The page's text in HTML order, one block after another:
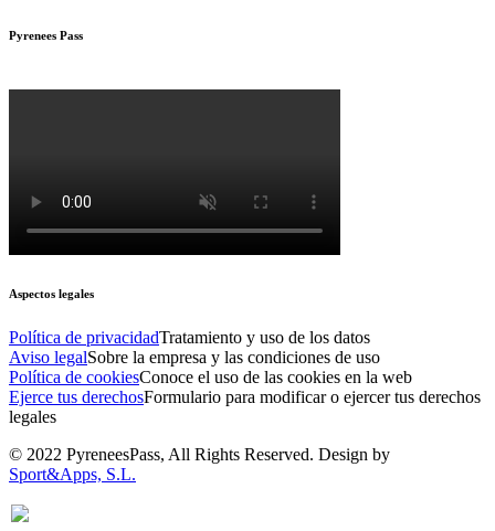
Pyrenees Pass
Aspectos legales
Política de privacidadTratamiento y uso de los datos
Aviso legalSobre la empresa y las condiciones de uso
Política de cookiesConoce el uso de las cookies en la web
Ejerce tus derechosFormulario para modificar o ejercer tus derechos
legales
© 2022 PyreneesPass, All Rights Reserved. Design by
Sport&Apps, S.L.